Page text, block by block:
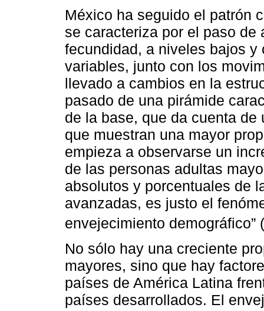
México ha seguido el patrón
se caracteriza por el paso
fecundidad, a niveles bajos
variables, junto con los
llevado a cambios en la
pasado de una pirámide
de la base, que da cuenta
que muestran una mayor
empieza a observarse un
de las personas adultas
absolutos y porcentuales de
avanzadas, es justo el
envejecimiento demográfico” (
No sólo hay una creciente
mayores, sino que hay
países de América Latina
países desarrollados. El